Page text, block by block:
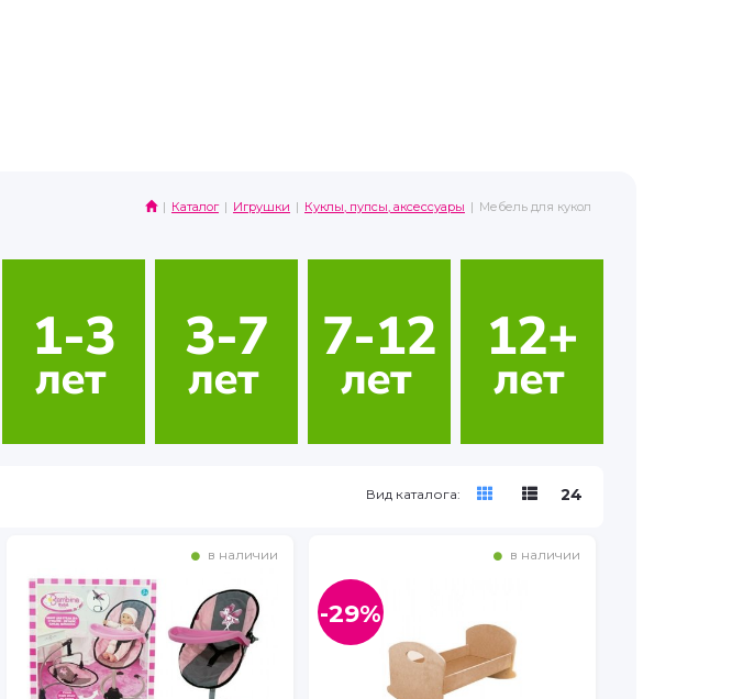
Каталог Игрушки Куклы, пупсы, аксессуары Мебель для кукол
24
Вид каталога:
в наличии в наличии
-29%